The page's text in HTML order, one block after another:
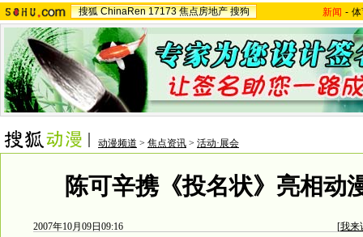
搜狐 ChinaRen 17173 焦点房地产 搜狗 新闻 -
动漫频道 > 焦点资讯 > 活动·展会
陈可辛携《投名状》亮相动
2007年10月09日09:16 [我来